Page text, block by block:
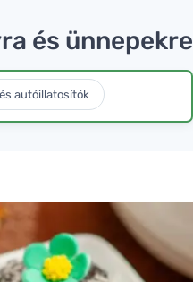
és ünnepekre
autóillatosítók